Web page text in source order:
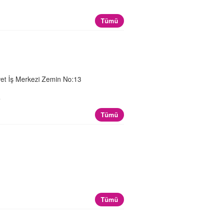
Tümü
İş Merkezi Zemin No:13
Tümü
Tümü